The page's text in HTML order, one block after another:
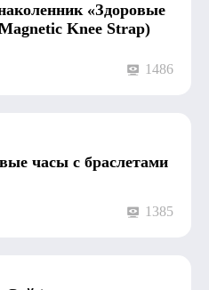
«Здоровые
Knee Strap)
1486
часы с браслетами
1385